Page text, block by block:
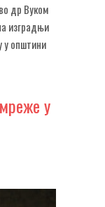
др Вуком
изградњи
у општини
у